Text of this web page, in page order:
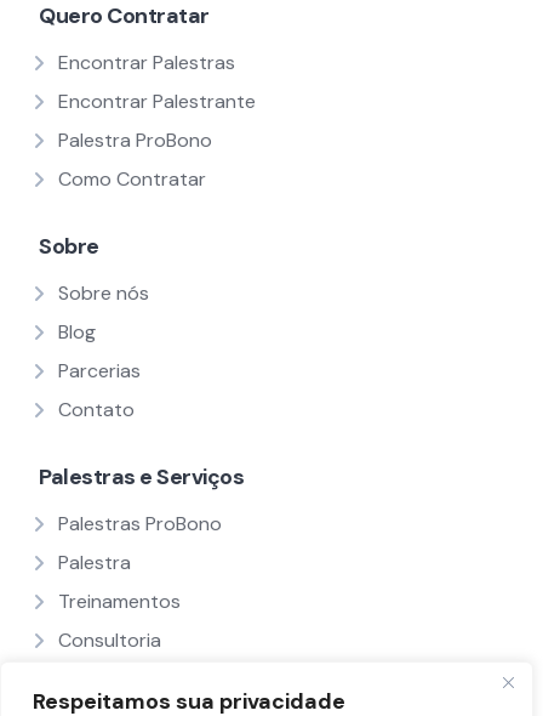
Respeitamos sua privacidade
Quero Contratar
Encontrar Palestras
Encontrar Palestrante
Palestra ProBono
Como Contratar
Sobre
Sobre nós
Blog
Parcerias
Contato
Palestras e Serviços
Palestras ProBono
Palestra
Treinamentos
Consultoria